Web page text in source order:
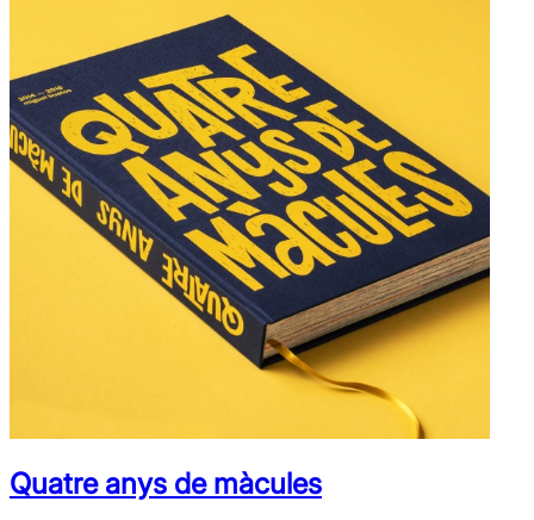
Quatre anys de màcules